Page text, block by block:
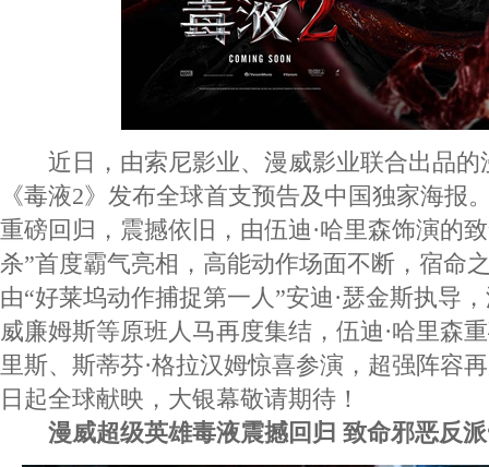
近日，由索尼影业、漫威影业联合出品的
《毒液2》发布全球首支预告及中国独家海报
重磅回归，震撼依旧，由伍迪·哈里森饰演的
杀”首度霸气亮相，高能动作场面不断，宿命
由“好莱坞动作捕捉第一人”安迪·瑟金斯执导
威廉姆斯等原班人马再度集结，伍迪·哈里森
里斯、斯蒂芬·格拉汉姆惊喜参演，超强阵容
日起全球献映，大银幕敬请期待！
漫威超级英雄毒液震撼回归 致命邪恶反